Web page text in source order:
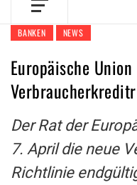
BANKEN NEWS
Europäische
Der Rat der
7. April die neue
Richtlinie